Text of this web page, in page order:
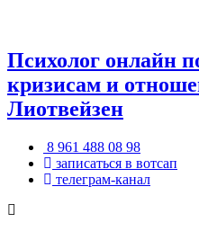
Психолог онлайн
кризисам и
Лиотвейзен
8 961 488 08 98
записаться в вотсап
телеграм-канал